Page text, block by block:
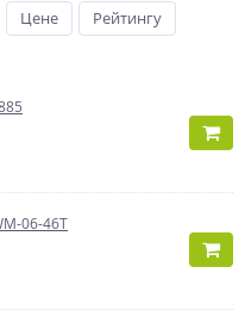
Цене
Рейтингу
06-46T